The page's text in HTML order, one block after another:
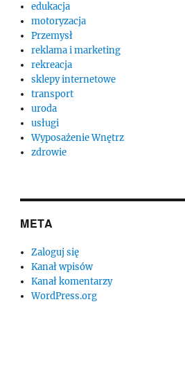
edukacja
motoryzacja
Przemysł
reklama i marketing
rekreacja
sklepy internetowe
transport
uroda
usługi
Wyposażenie Wnętrz
zdrowie
META
Zaloguj się
Kanał wpisów
Kanał komentarzy
WordPress.org